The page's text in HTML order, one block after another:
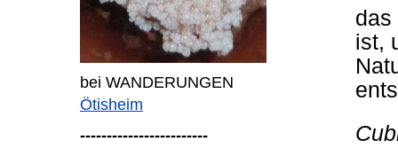
bei WANDERUNGEN
Ötisheim
------------------------
das
ist,